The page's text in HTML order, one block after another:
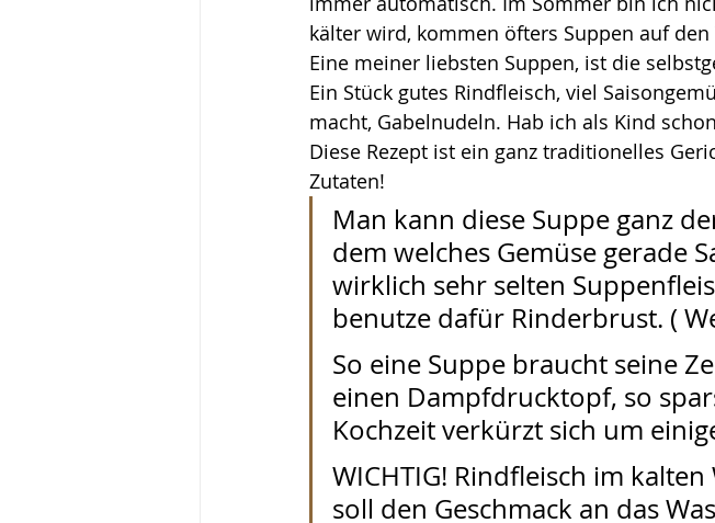
Aufgebraucht Challenge
kälter wird, kommen öfters Suppen auf den
Eine meiner liebsten Suppen, ist die
Ein Stück gutes Rindfleisch, viel
macht, Gabelnudeln. Hab ich als Kind
Diese Rezept ist ein ganz traditionelles
Zutaten!
Man kann diese Suppe ganz
dem welches Gemüse gerade
wirklich sehr selten
benutze dafür Rinderbrust. (
So eine Suppe braucht seine
einen Dampfdrucktopf, so
Kochzeit verkürzt sich um
WICHTIG! Rindfleisch im
soll den Geschmack an das